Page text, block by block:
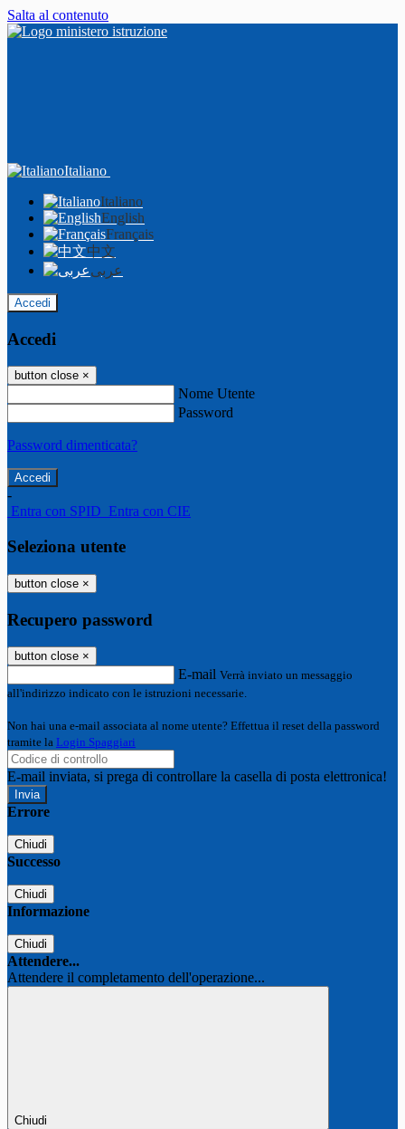
Salta al contenuto
Italiano
Italiano
English
Français
中文
عربى
Accedi
Accedi
button close ×
Nome Utente
Password
Password dimenticata?
-
Entra con SPID Entra con CIE
Seleziona utente
button close ×
Recupero password
button close ×
E-mail Verrà inviato un messaggio
all'indirizzo indicato con le istruzioni necessarie.
Non hai una e-mail associata al nome utente? Effettua il reset della password
tramite la Login Spaggiari
E-mail inviata, si prega di controllare la casella di posta elettronica!
Errore
Chiudi
Successo
Chiudi
Informazione
Chiudi
Attendere...
Attendere il completamento dell'operazione...
Chiudi